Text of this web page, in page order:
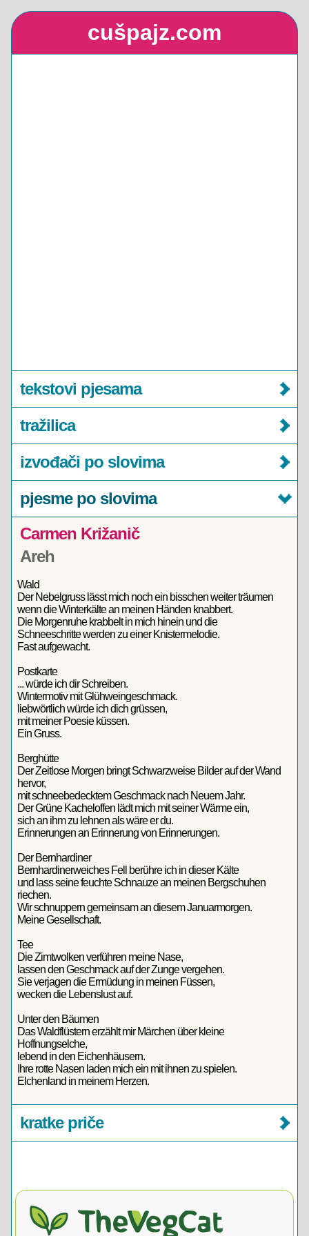
cušpajz.com
tekstovi pjesama
tražilica
izvođači po slovima
pjesme po slovima
Carmen Križanič
Areh
Wald
Der Nebelgruss lässt mich noch ein bisschen weiter träumen
wenn die Winterkälte an meinen Händen knabbert.
Die Morgenruhe krabbelt in mich hinein und die
Schneeschritte werden zu einer Knistermelodie.
Fast aufgewacht.
Postkarte
... würde ich dir Schreiben.
Wintermotiv mit Glühweingeschmack.
liebwörtlich würde ich dich grüssen,
mit meiner Poesie küssen.
Ein Gruss.
Berghütte
Der Zeitlose Morgen bringt Schwarzweise Bilder auf der Wand
hervor,
mit schneebedecktem Geschmack nach Neuem Jahr.
Der Grüne Kacheloffen lädt mich mit seiner Wärme ein,
sich an ihm zu lehnen als wäre er du.
Erinnerungen an Erinnerung von Erinnerungen.
Der Bernhardiner
Bernhardinerweiches Fell berühre ich in dieser Kälte
und lass seine feuchte Schnauze an meinen Bergschuhen
riechen.
Wir schnuppern gemeinsam an diesem Januarmorgen.
Meine Gesellschaft.
Tee
Die Zimtwolken verführen meine Nase,
lassen den Geschmack auf der Zunge vergehen.
Sie verjagen die Ermüdung in meinen Füssen,
wecken die Lebenslust auf.
Unter den Bäumen
Das Waldflüstern erzählt mir Märchen über kleine
Hoffnungselche,
lebend in den Eichenhäusern.
Ihre rotte Nasen laden mich ein mit ihnen zu spielen.
Elchenland in meinem Herzen.
kratke priče